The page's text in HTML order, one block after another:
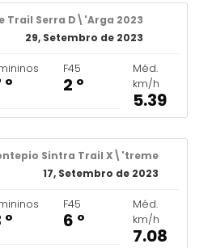
Trail Serra D\'Arga 2023
29, Setembro de 2023
º
F45
2 º
Méd.
km/h
5.39
Sintra Trail X\'treme
17, Setembro de 2023
º
F45
6 º
Méd.
km/h
7.08